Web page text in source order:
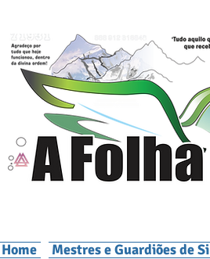
Home Mestres e Guardiões de Si